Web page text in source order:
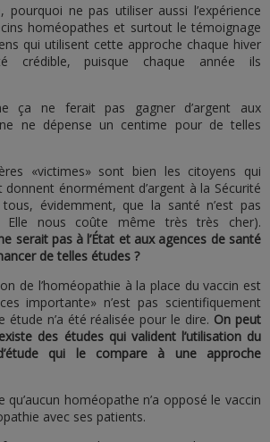
pourquoi ne pas utiliser aussi l’expérience
homéopathes et surtout le témoignage
qui utilisent cette approche chaque hiver
crédible, puisque chaque année ils
ça ne ferait pas gagner d’argent aux
ne dépense un centime pour de telles
«victimes» sont bien les citoyens qui
énormément d’argent à la Sécurité
évidemment, que la santé n’est pas
Elle nous coûte même très très cher).
serait pas à l’État et aux agences de santé
de telles études ?
de l’homéopathie à la place du vaccin est
importante» n’est pas scientifiquement
étude n’a été réalisée pour le dire. On peut
des études qui valident l’utilisation du
qui le compare à une approche
homéopathe n’a opposé le vaccin
avec ses patients.